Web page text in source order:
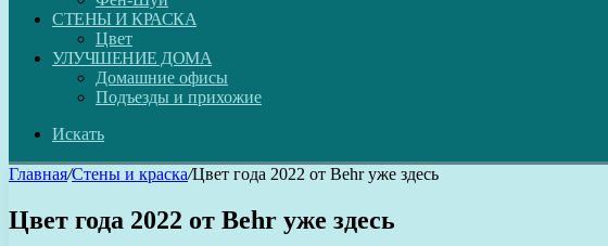
СТЕНЫ И КРАСКА
Цвет
УЛУЧШЕНИЕ ДОМА
Домашние офисы
Подъезды и прихожие
Искать
Главная/Стены и краска/Цвет года 2022 от Behr уже здесь
Цвет года 2022 от Behr уже здесь